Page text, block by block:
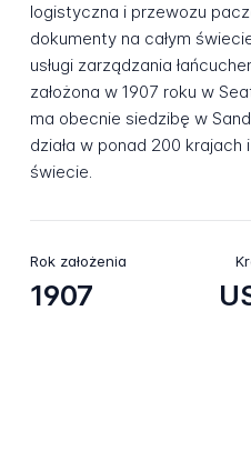
logistyczna i przewozu
dokumenty na całym
usługi zarządzania
założona w 1907 roku w
ma obecnie siedzibę w
działa w ponad 200 krajach
świecie.
Rok założenia
1907